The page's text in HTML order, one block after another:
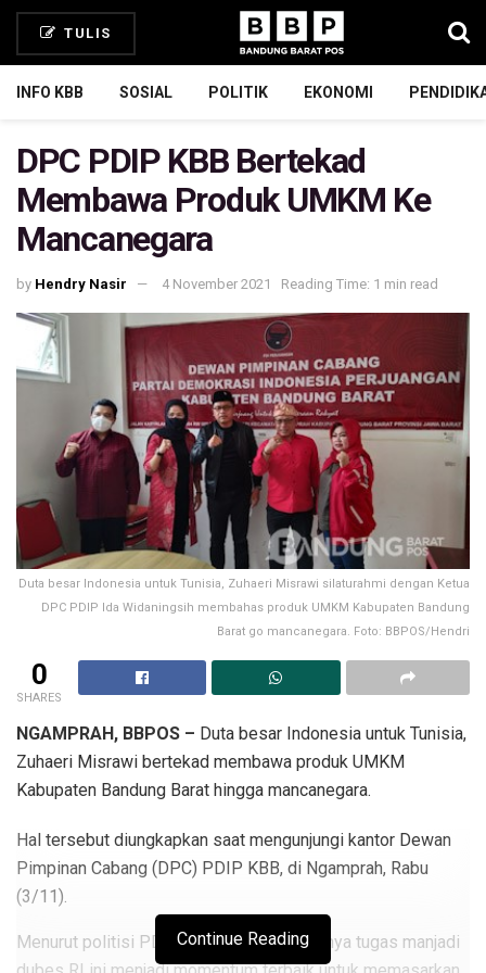
TULIS
INFO KBB SOSIAL POLITIK EKONOMI
DPC PDIP KBB Bertekad
Membawa Produk UMKM Ke
Mancanegara
by Hendry Nasir 4 November 2021 Reading Time: 1 min read
Duta besar Indonesia untuk Tunisia, Zuhaeri Misrawi silaturahmi dengan Ketua
DPC PDIP Ida Widaningsih membahas produk UMKM Kabupaten Bandung
Barat go mancanegara. Foto: BBPOS/Hendri
0
SHARES
NGAMPRAH, BBPOS – Duta besar Indonesia untuk Tunisia,
Zuhaeri Misrawi bertekad membawa produk UMKM
Kabupaten Bandung Barat hingga mancanegara.
Hal tersebut diungkapkan saat mengunjungi kantor Dewan
Pimpinan Cabang (DPC) PDIP KBB, di Ngamprah, Rabu
(3/11).
Menurut politisi PDIP tersebut, diberikannya tugas manjadi
Continue Reading